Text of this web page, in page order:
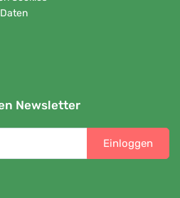
Newsletter
Einloggen